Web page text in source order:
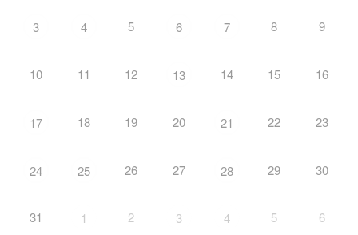
3 4 5 6 7 8 9
10 11 12 13 14 15 16
17 18 19 20 21 22 23
24 25 26 27 28 29 30
31 1 2 3 4 5 6